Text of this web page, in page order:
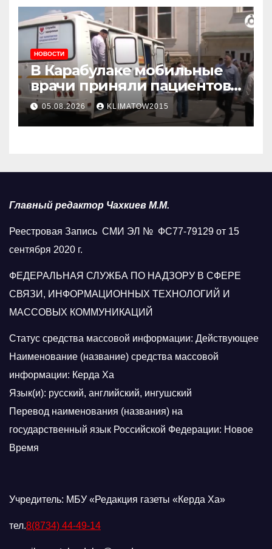
НОВОСТИ
В Карабулаке мобильные
врачи приняли пациентов
у стен мечети
05.08.2026 KLIMATOW2015
Главный редактор Чахкиев М.М.
Реестровая Запись СМИ ЭЛ № ФС77-79129 от 15
сентября 2020 г.
ФЕДЕРАЛЬНАЯ СЛУЖБА ПО НАДЗОРУ В СФЕРЕ
СВЯЗИ, ИНФОРМАЦИОННЫХ ТЕХНОЛОГИЙ И
МАССОВЫХ КОММУНИКАЦИЙ
Статус средства массовой информации: Действующее
Наименование (название) средства массовой
информации: Керда Ха
Язык(и): русский, английский, ингушский
Перевод наименования (названия) на
государственный язык Российской Федерации: Новое
Время
Учредитель: МБУ «Редакция газеты «Керда Ха»
тел.8(8734) 44-49-14